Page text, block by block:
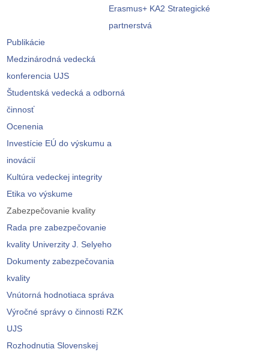
Erasmus+ KA2 Strategické
partnerstvá
Publikácie
Medzinárodná vedecká
konferencia UJS
Študentská vedecká a odborná
činnosť
Ocenenia
Investície EÚ do výskumu a
inovácií
Kultúra vedeckej integrity
Etika vo výskume
Zabezpečovanie kvality
Rada pre zabezpečovanie
kvality Univerzity J. Selyeho
Dokumenty zabezpečovania
kvality
Vnútorná hodnotiaca správa
Výročné správy o činnosti RZK
UJS
Rozhodnutia Slovenskej